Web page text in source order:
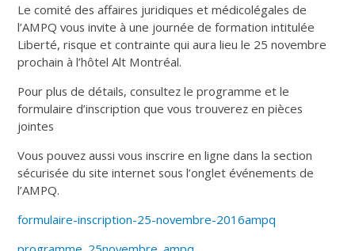
Le comité des affaires juridiques et médicolégales de
l’AMPQ vous invite à une journée de formation intitulée
Liberté, risque et contrainte qui aura lieu le 25 novembre
prochain à l’hôtel Alt Montréal.
Pour plus de détails, consultez le programme et le
formulaire d’inscription que vous trouverez en pièces
jointes
Vous pouvez aussi vous inscrire en ligne dans la section
sécurisée du site internet sous l’onglet événements de
l’AMPQ.
formulaire-inscription-25-novembre-2016ampq